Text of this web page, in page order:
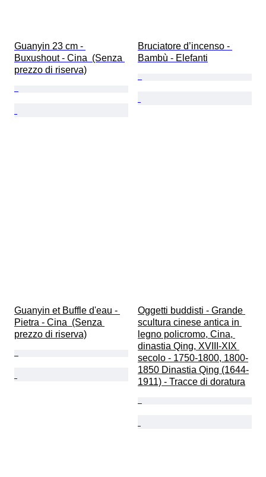
Guanyin 23 cm -
Buxushout - Cina  (Senza
prezzo di riserva)
Bruciatore d’incenso -
Bambù - Elefanti
Guanyin et Buffle d'eau -
Pietra - Cina  (Senza
prezzo di riserva)
Oggetti buddisti - Grande
scultura cinese antica in
legno policromo, Cina,
dinastia Qing, XVIII-XIX
secolo - 1750-1800, 1800-
1850 Dinastia Qing (1644-
1911) - Tracce di doratura